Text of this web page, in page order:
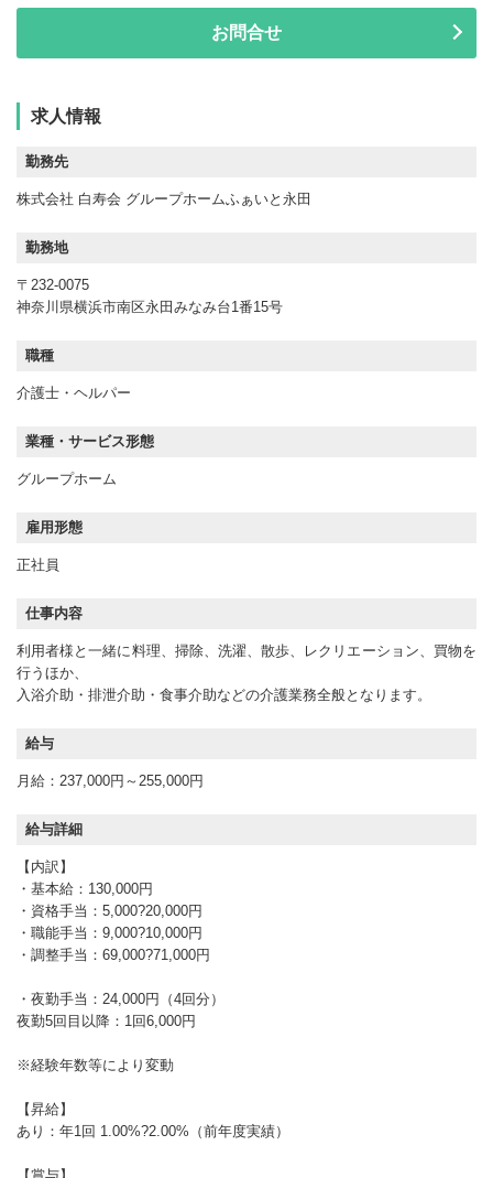
お問合せ
求人情報
勤務先
株式会社 白寿会 グループホームふぁいと永田
勤務地
〒232-0075
神奈川県横浜市南区永田みなみ台1番15号
職種
介護士・ヘルパー
業種・サービス形態
グループホーム
雇用形態
正社員
仕事内容
利用者様と一緒に料理、掃除、洗濯、散歩、レクリエーション、買物を
行うほか、
入浴介助・排泄介助・食事介助などの介護業務全般となります。
給与
月給：237,000円～255,000円
給与詳細
【内訳】
・基本給：130,000円
・資格手当：5,000?20,000円
・職能手当：9,000?10,000円
・調整手当：69,000?71,000円
・夜勤手当：24,000円（4回分）
夜勤5回目以降：1回6,000円
※経験年数等により変動
【昇給】
あり：年1回 1.00%?2.00%（前年度実績）